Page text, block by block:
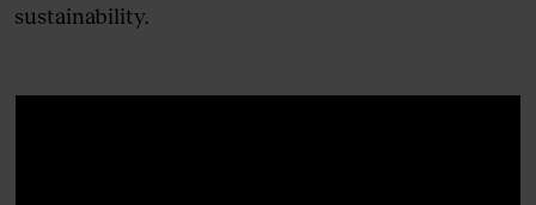
sustainability.